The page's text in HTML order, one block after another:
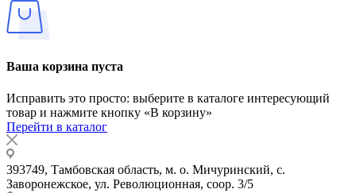
Ваша корзина пуста
Исправить это просто: выберите в каталоге интересующий
товар и нажмите кнопку «В корзину»
Перейти в каталог
393749, Тамбовская область, м. о. Мичуринский, с.
Заворонежское, ул. Революционная, соор. 3/5